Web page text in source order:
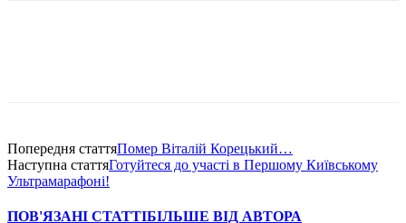
Попередня статтяПомер Віталій Корецький…
Наступна статтяГотуйтеся до участі в Першому Київському
Ультрамарафоні!
ПОВ'ЯЗАНІ СТАТТІБІЛЬШЕ ВІД АВТОРА